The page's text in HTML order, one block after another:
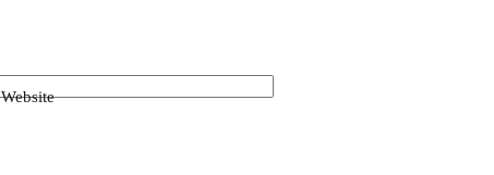
Website